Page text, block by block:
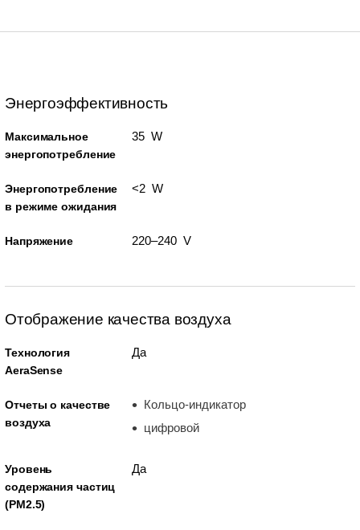
Энергоэффективность
Максимальное
энергопотребление
35 W
Энергопотребление
в режиме ожидания
<2 W
Напряжение 220–240 V
Отображение качества воздуха
Технология
AeraSense
Да
Отчеты о качестве
воздуха
Кольцо-индикатор
цифровой
Уровень
содержания частиц
(PM2.5)
Да